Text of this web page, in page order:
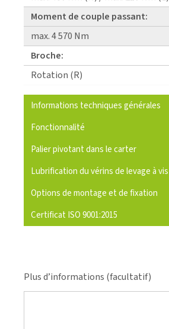
Moment de couple passant:
max. 4 570 Nm
Broche:
Rotation (R)
Informations techniques générales
Fonctionnalité
Palier pivotant dans le carter
Lubrification du vérins de levage à vis
Options de montage et de fixation
Certificat ISO 9001:2015
Plus d’informations (facultatif)